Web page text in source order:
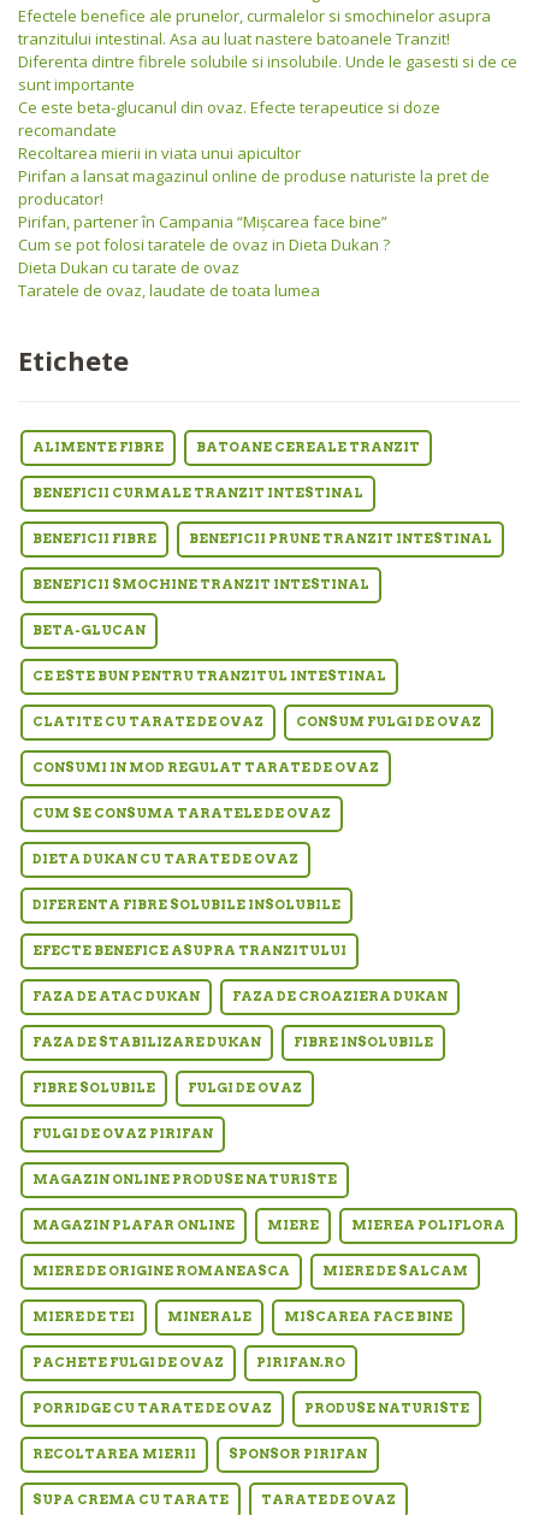
Efectele benefice ale prunelor, curmalelor si smochinelor asupra
tranzitului intestinal. Asa au luat nastere batoanele Tranzit!
Diferenta dintre fibrele solubile si insolubile. Unde le gasesti si de ce
sunt importante
Ce este beta-glucanul din ovaz. Efecte terapeutice si doze
recomandate
Recoltarea mierii in viata unui apicultor
Pirifan a lansat magazinul online de produse naturiste la pret de
producator!
Pirifan, partener în Campania “Mişcarea face bine”
Cum se pot folosi taratele de ovaz in Dieta Dukan ?
Dieta Dukan cu tarate de ovaz
Taratele de ovaz, laudate de toata lumea
Etichete
ALIMENTE FIBRE BATOANE CEREALE TRANZIT
BENEFICII CURMALE TRANZIT INTESTINAL
BENEFICII FIBRE BENEFICII PRUNE TRANZIT INTESTINAL
BENEFICII SMOCHINE TRANZIT INTESTINAL
BETA-GLUCAN
CE ESTE BUN PENTRU TRANZITUL INTESTINAL
CLATITE CU TARATE DE OVAZ CONSUM FULGI DE OVAZ
CONSUMI IN MOD REGULAT TARATE DE OVAZ
CUM SE CONSUMA TARATELE DE OVAZ
DIETA DUKAN CU TARATE DE OVAZ
DIFERENTA FIBRE SOLUBILE INSOLUBILE
EFECTE BENEFICE ASUPRA TRANZITULUI
FAZA DE ATAC DUKAN FAZA DE CROAZIERA DUKAN
FAZA DE STABILIZARE DUKAN FIBRE INSOLUBILE
FIBRE SOLUBILE FULGI DE OVAZ
FULGI DE OVAZ PIRIFAN
MAGAZIN ONLINE PRODUSE NATURISTE
MAGAZIN PLAFAR ONLINE MIERE MIEREA POLIFLORA
MIERE DE ORIGINE ROMANEASCA MIERE DE SALCAM
MIERE DE TEI MINERALE MISCAREA FACE BINE
PACHETE FULGI DE OVAZ PIRIFAN.RO
PORRIDGE CU TARATE DE OVAZ PRODUSE NATURISTE
RECOLTAREA MIERII SPONSOR PIRIFAN
SUPA CREMA CU TARATE TARATE DE OVAZ